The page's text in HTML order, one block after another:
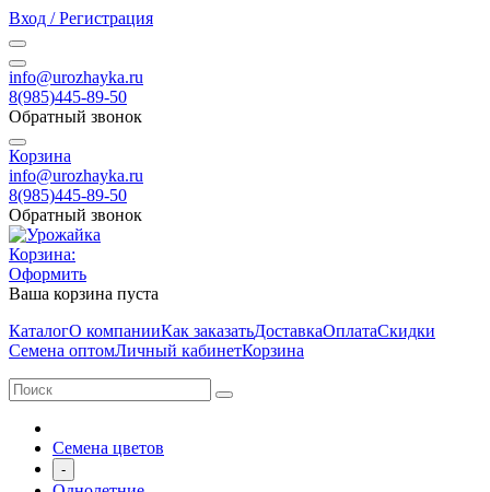
Вход / Регистрация
info@urozhayka.ru
8(985)445-89-50
Обратный звонок
Корзина
info@urozhayka.ru
8(985)445-89-50
Обратный звонок
Корзина:
Оформить
Ваша корзина пуста
КаталогО компанииКак заказатьДоставкаОплатаСкидки
Семена оптомЛичный кабинетКорзина
Семена цветов
-